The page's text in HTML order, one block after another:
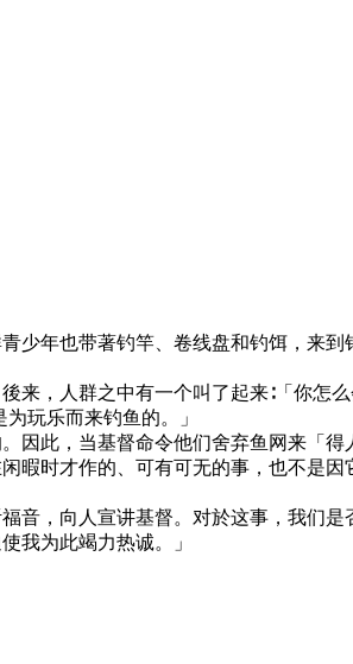
少年也带著钓竿、卷线盘和钓饵，来
，人群之中有一个叫了起来∶「你怎
玩乐而来钓鱼的。」
此，当基督命令他们舍弃鱼网来「得
暇时才作的、可有可无的事，也不是
音，向人宣讲基督。对於这事，我们是
我为此竭力热诚。」